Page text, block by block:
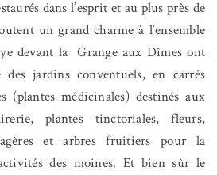
dans l’esprit et au plus près de
un grand charme à l’ensemble
devant la Grange aux Dîmes ont
des jardins conventuels, en carrés
(plantes médicinales) destinés aux
plantes tinctoriales, fleurs,
et arbres fruitiers pour la
des moines. Et bien sûr le